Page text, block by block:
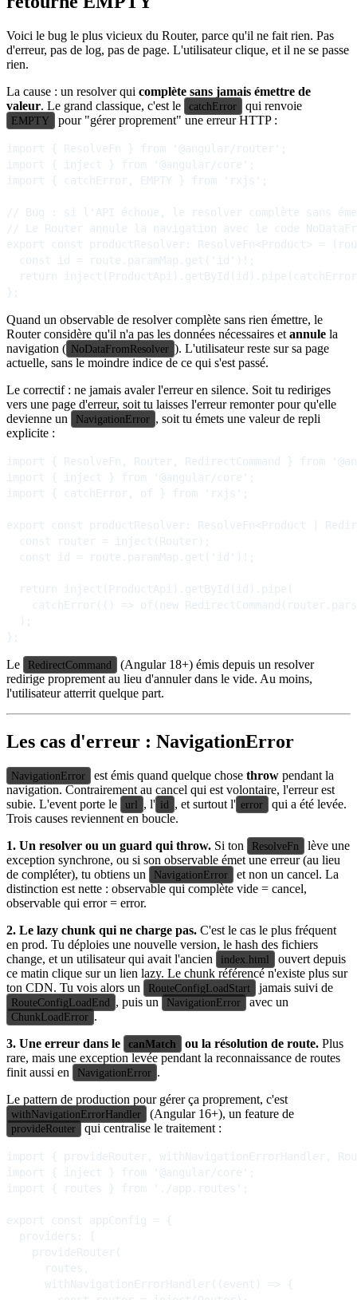
Voici le bug le plus vicieux du Router, parce qu'il ne fait rien. Pas
d'erreur, pas de log, pas de page. L'utilisateur clique, et il ne se passe
rien.
La cause : un resolver qui complète sans jamais émettre de
valeur. Le grand classique, c'est le catchError qui renvoie
EMPTY pour "gérer proprement" une erreur HTTP :
import { ResolveFn } from '@angular/router';
import { inject } from '@angular/core';
import { catchError, EMPTY } from 'rxjs';
// Bug : si l'API échoue, le resolver complète sans
// Le Router annule la navigation avec le code
export const productResolver: ResolveFn<Product> =
  const id = route.paramMap.get('id')!;
return
Quand un observable de resolver complète sans rien émettre, le
Router considère qu'il n'a pas les données nécessaires et annule la
navigation ( NoDataFromResolver ). L'utilisateur reste sur sa page
actuelle, sans le moindre indice de ce qui s'est passé.
Le correctif : ne jamais avaler l'erreur en silence. Soit tu rediriges
vers une page d'erreur, soit tu laisses l'erreur remonter pour qu'elle
devienne un
NavigationError , soit tu émets une valeur de repli
explicite :
import { ResolveFn, Router, RedirectCommand } from
import { inject } from '@angular/core';
import { catchError, of } from 'rxjs';
export const productResolver: ResolveFn<Product |
  const router = inject(Router);
  const id = route.paramMap.get('id')!;
  return inject(ProductApi).getById(id).pipe(
catchError(() => of(new
  );
Le RedirectCommand
(Angular 18+) émis depuis un resolver
redirige proprement au lieu d'annuler dans le vide. Au moins,
l'utilisateur atterrit quelque part.
Les cas d'erreur : NavigationError
NavigationError est émis quand quelque chose throwpendant la
navigation. Contrairement au cancel qui est volontaire, l'erreur est
subie. L'event porte le
url , l' id , et surtout l' error
qui a été levée.
Trois causes reviennent en boucle.
1. Un resolver ou un guard qui throw. Si ton ResolveFn
lève une
exception synchrone, ou si son observable émet une erreur (au lieu
de compléter), tu obtiens un
NavigationError
et non un cancel. La
distinction est nette : observable qui complète vide = cancel,
observable qui error = error.
2. Le lazy chunk qui ne charge pas. C'est le cas le plus fréquent
en prod. Tu déploies une nouvelle version, le hash des fichiers
change, et un utilisateur qui avait l'ancien
index.html
ouvert depuis
ce matin clique sur un lien lazy. Le chunk référencé n'existe plus sur
ton CDN. Tu vois alors un
RouteConfigLoadStart jamais suivi de
RouteConfigLoadEnd , puis un NavigationError avec un
ChunkLoadError .
3. Une erreur dans le
canMatch ou la résolution de route.Plus
rare, mais une exception levée pendant la reconnaissance de routes
finit aussi en
NavigationError .
Le pattern de production pour gérer ça proprement, c'est
withNavigationErrorHandler (Angular 16+), un feature de
provideRouter qui centralise le traitement :
import { provideRouter, withNavigationErrorHandler,
import { inject } from '@angular/core';
import { routes } from './app.routes';
export const appConfig = {
  providers: [
    provideRouter(
      routes,
      withNavigationErrorHandler((event) => {